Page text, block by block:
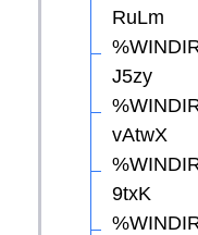
RuLm
J5zy
vAtwX
9txK